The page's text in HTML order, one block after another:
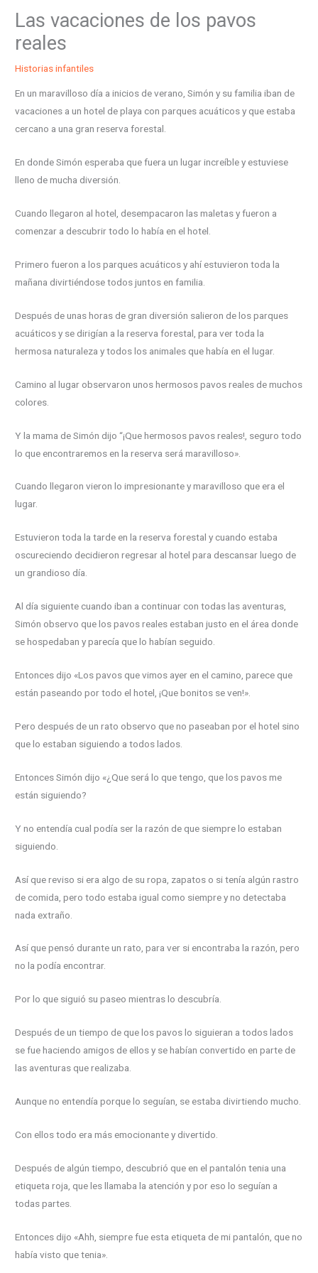
Las vacaciones de los pavos
reales
Historias infantiles
En un maravilloso día a inicios de verano, Simón y su familia iban de
vacaciones a un hotel de playa con parques acuáticos y que estaba
cercano a una gran reserva forestal.
En donde Simón esperaba que fuera un lugar increíble y estuviese
lleno de mucha diversión.
Cuando llegaron al hotel, desempacaron las maletas y fueron a
comenzar a descubrir todo lo había en el hotel.
Primero fueron a los parques acuáticos y ahí estuvieron toda la
mañana divirtiéndose todos juntos en familia.
Después de unas horas de gran diversión salieron de los parques
acuáticos y se dirigían a la reserva forestal, para ver toda la
hermosa naturaleza y todos los animales que había en el lugar.
Camino al lugar observaron unos hermosos pavos reales de muchos
colores.
Y la mama de Simón dijo “¡Que hermosos pavos reales!, seguro todo
lo que encontraremos en la reserva será maravilloso».
Cuando llegaron vieron lo impresionante y maravilloso que era el
lugar.
Estuvieron toda la tarde en la reserva forestal y cuando estaba
oscureciendo decidieron regresar al hotel para descansar luego de
un grandioso día.
Al día siguiente cuando iban a continuar con todas las aventuras,
Simón observo que los pavos reales estaban justo en el área donde
se hospedaban y parecía que lo habían seguido.
Entonces dijo «Los pavos que vimos ayer en el camino, parece que
están paseando por todo el hotel, ¡Que bonitos se ven!».
Pero después de un rato observo que no paseaban por el hotel sino
que lo estaban siguiendo a todos lados.
Entonces Simón dijo «¿Que será lo que tengo, que los pavos me
están siguiendo?
Y no entendía cual podía ser la razón de que siempre lo estaban
siguiendo.
Así que reviso si era algo de su ropa, zapatos o si tenía algún rastro
de comida, pero todo estaba igual como siempre y no detectaba
nada extraño.
Así que pensó durante un rato, para ver si encontraba la razón, pero
no la podía encontrar.
Por lo que siguió su paseo mientras lo descubría.
Después de un tiempo de que los pavos lo siguieran a todos lados
se fue haciendo amigos de ellos y se habían convertido en parte de
las aventuras que realizaba.
Aunque no entendía porque lo seguían, se estaba divirtiendo mucho.
Con ellos todo era más emocionante y divertido.
Después de algún tiempo, descubrió que en el pantalón tenia una
etiqueta roja, que les llamaba la atención y por eso lo seguían a
todas partes.
Entonces dijo «Ahh, siempre fue esta etiqueta de mi pantalón, que no
había visto que tenia».